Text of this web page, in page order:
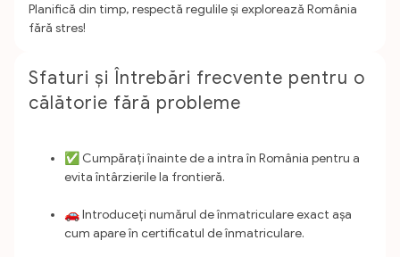
Planifică din timp, respectă regulile și explorează România
fără stres!
Sfaturi și Întrebări frecvente pentru o
călătorie fără probleme
✅ Cumpărați înainte de a intra în România pentru a
evita întârzierile la frontieră.
🚗 Introduceți numărul de înmatriculare exact așa
cum apare în certificatul de înmatriculare.